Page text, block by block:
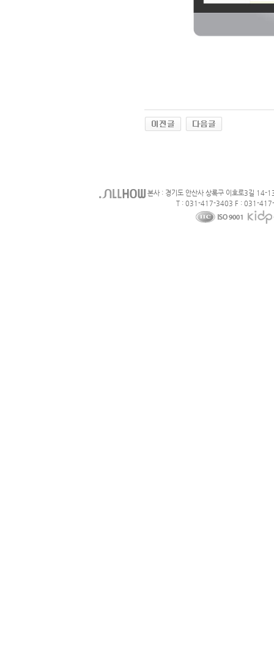
본사 : 경기도 안산사 상록구 이호로3길 14-
T : 031-417-3403 F : 031-